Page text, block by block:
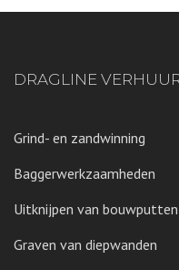
DRAGLINE
Grind- en zandwinning
Baggerwerkzaamheden
Uitknijpen van bouwputten
Graven van diepwanden